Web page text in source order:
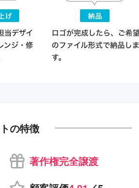
の特徴
著作権完全譲渡